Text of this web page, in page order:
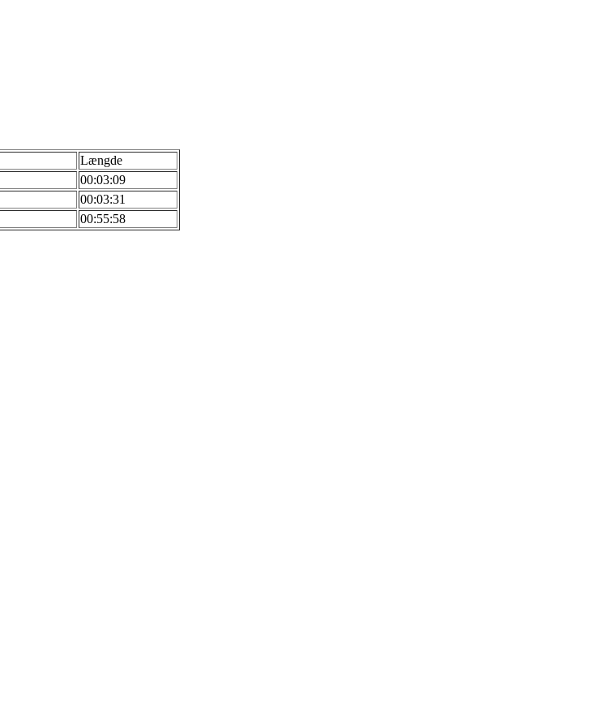
Længde
00:03:09
00:03:31
00:55:58